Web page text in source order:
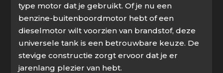
type motor dat je gebruikt. Of je nu een
benzine-buitenboordmotor hebt of een
dieselmotor wilt voorzien van brandstof, deze
universele tank is een betrouwbare keuze. De
stevige constructie zorgt ervoor dat je er
jarenlang plezier van hebt.